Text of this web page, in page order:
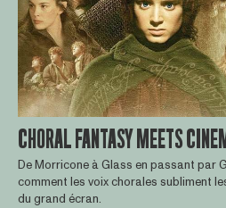
CHORAL FANTASY MEETS
De Morricone à Glass en passant par
comment les voix chorales subliment
du grand écran.